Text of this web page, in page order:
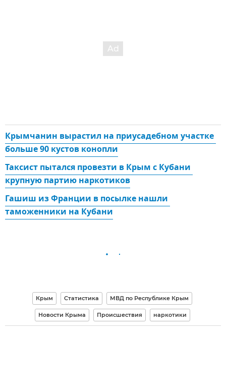
Крымчанин вырастил на приусадебном участке
больше 90 кустов конопли
Таксист пытался провезти в Крым с Кубани
крупную партию наркотиков
Гашиш из Франции в посылке нашли
таможенники на Кубани
Крым Статистика МВД по Республике Крым
Новости Крыма Происшествия наркотики